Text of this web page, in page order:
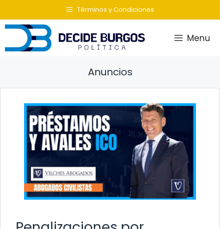
al
contenido
Términos y Condiciones
Menu
Anuncios